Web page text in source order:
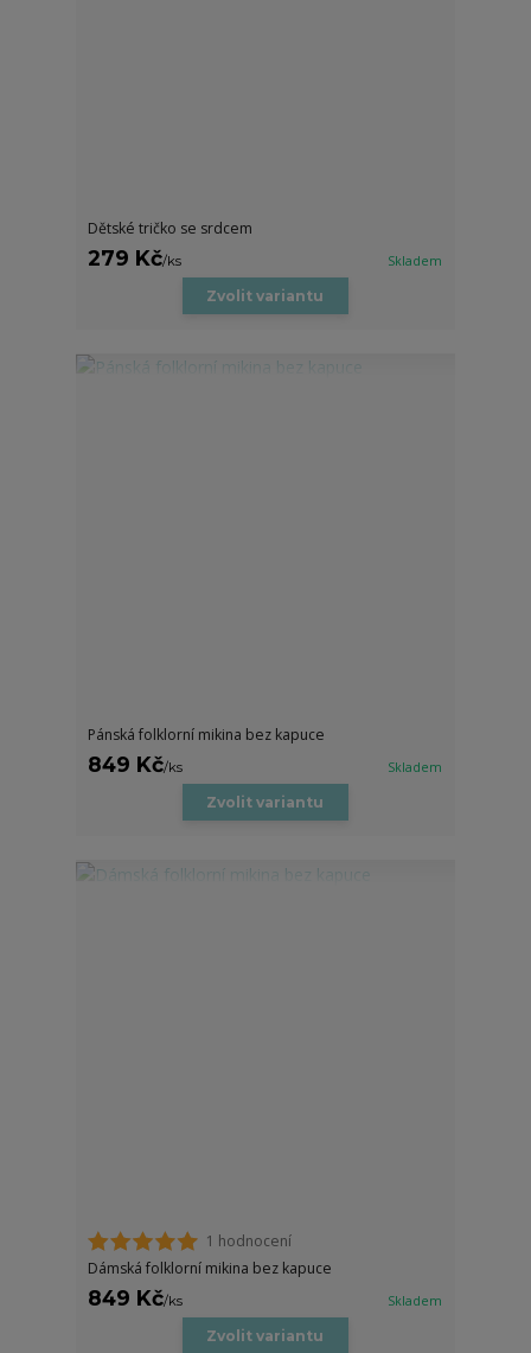
Dětské tričko se srdcem
279 Kč/ks Skladem
Zvolit variantu
Pánská folklorní mikina bez kapuce
849 Kč/ks Skladem
Zvolit variantu
1 hodnocení
Dámská folklorní mikina bez kapuce
849 Kč/ks Skladem
Zvolit variantu